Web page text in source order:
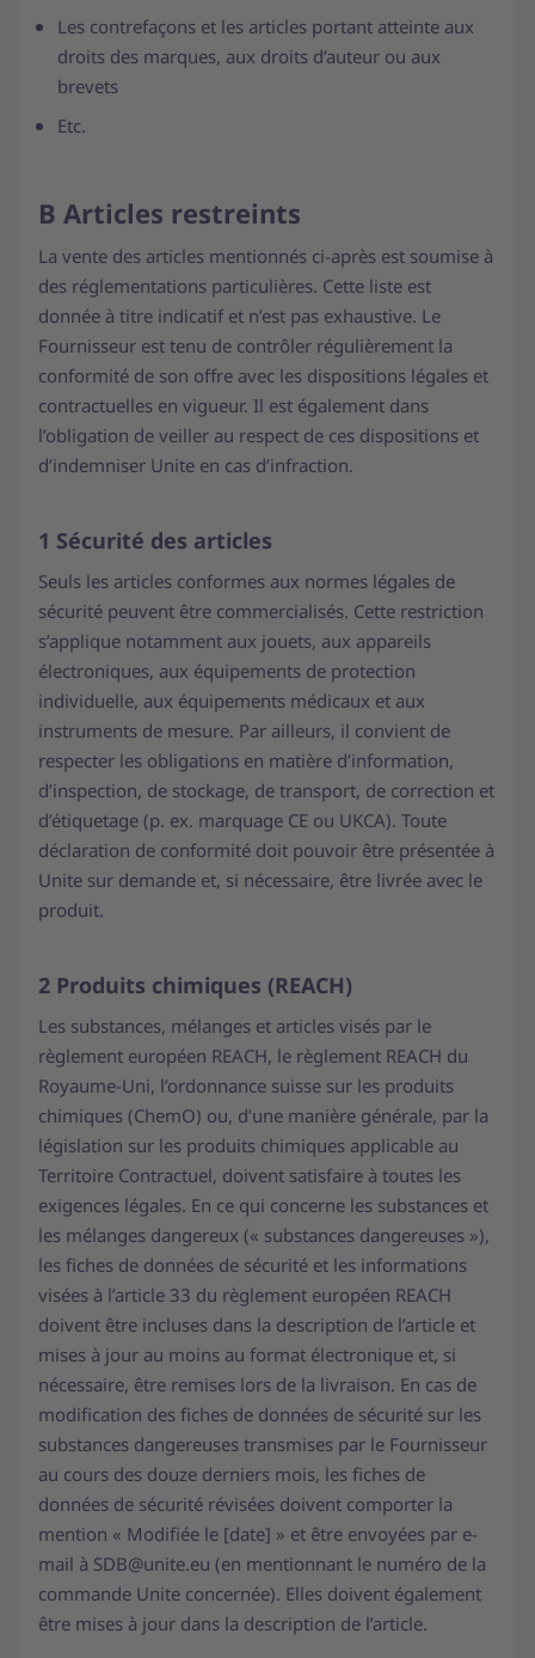
Les contrefaçons et les articles portant atteinte aux
droits des marques, aux droits d’auteur ou aux
brevets
Etc.
B Articles restreints
La vente des articles mentionnés ci-après est soumise à
des réglementations particulières. Cette liste est
donnée à titre indicatif et n’est pas exhaustive. Le
Fournisseur est tenu de contrôler régulièrement la
conformité de son offre avec les dispositions légales et
contractuelles en vigueur. Il est également dans
l’obligation de veiller au respect de ces dispositions et
d’indemniser Unite en cas d’infraction.
1 Sécurité des articles
Seuls les articles conformes aux normes légales de
sécurité peuvent être commercialisés. Cette restriction
s’applique notamment aux jouets, aux appareils
électroniques, aux équipements de protection
individuelle, aux équipements médicaux et aux
instruments de mesure. Par ailleurs, il convient de
respecter les obligations en matière d’information,
d’inspection, de stockage, de transport, de correction et
d’étiquetage (p. ex. marquage CE ou UKCA). Toute
déclaration de conformité doit pouvoir être présentée à
Unite sur demande et, si nécessaire, être livrée avec le
produit.
2 Produits chimiques (REACH)
Les substances, mélanges et articles visés par le
règlement européen REACH, le règlement REACH du
Royaume-Uni, l’ordonnance suisse sur les produits
chimiques (ChemO) ou, d’une manière générale, par la
législation sur les produits chimiques applicable au
Territoire Contractuel, doivent satisfaire à toutes les
exigences légales. En ce qui concerne les substances et
les mélanges dangereux (« substances dangereuses »),
les fiches de données de sécurité et les informations
visées à l’article 33 du règlement européen REACH
doivent être incluses dans la description de l’article et
mises à jour au moins au format électronique et, si
nécessaire, être remises lors de la livraison. En cas de
modification des fiches de données de sécurité sur les
substances dangereuses transmises par le Fournisseur
au cours des douze derniers mois, les fiches de
données de sécurité révisées doivent comporter la
mention « Modifiée le [date] » et être envoyées par e-
mail à SDB@unite.eu (en mentionnant le numéro de la
commande Unite concernée). Elles doivent également
être mises à jour dans la description de l’article.